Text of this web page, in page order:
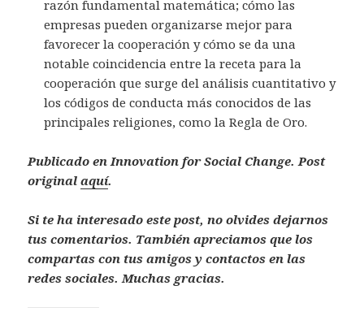
razón fundamental matemática; cómo las
empresas pueden organizarse mejor para
favorecer la cooperación y cómo se da una
notable coincidencia entre la receta para la
cooperación que surge del análisis cuantitativo y
los códigos de conducta más conocidos de las
principales religiones, como la Regla de Oro.
Publicado en Innovation for Social Change. Post
originalaquí.
Si te ha interesado este post, no olvides dejarnos
tus comentarios. También apreciamos que los
compartas con tus amigos y contactos en las
redes sociales. Muchas gracias.